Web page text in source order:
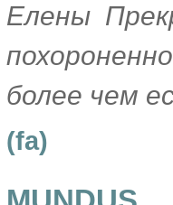
Елены
более чем
(fa)